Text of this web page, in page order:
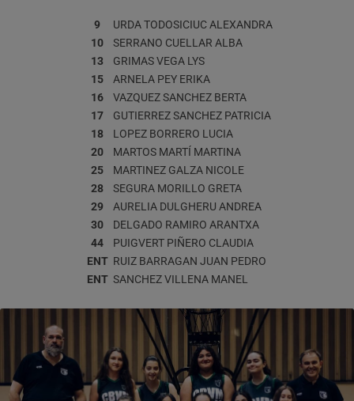
9 URDA TODOSICIUCALEXANDRA
10
SERRANO CUELLAR ALBA
13
GRIMAS VEGA LYS
15
ARNELA PEY ERIKA
16
VAZQUEZ SANCHEZ BERTA
17
GUTIERREZ SANCHEZ PATRICIA
18
LOPEZ BORRERO LUCIA
20
MARTOS MARTÍ MARTINA
25
MARTINEZ GALZA NICOLE
28
SEGURA MORILLO GRETA
29
AURELIA DULGHERU ANDREA
30
DELGADO RAMIRO ARANTXA
44
PUIGVERT PIÑERO CLAUDIA
ENT RUIZ BARRAGAN JUAN PEDRO
ENT SANCHEZ VILLENA MANEL